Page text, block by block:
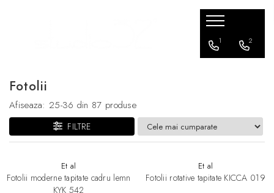
Canapele
Comode
Console TV
Fotolii
Masute de cafea
Mese
Scaune bar
Fotolii
Canapele
Mese
Ghivece de flori
Lampadare
Lampi suspendate
Plafoniere
Veioze
1 2
Fotolii
Afiseaza: 25-36 din 87 produse
FILTRE
Et al
Fotolii moderne tapitate cadru lemn
KYK 542
Et al
Fotolii rotative tapitate KICCA 019